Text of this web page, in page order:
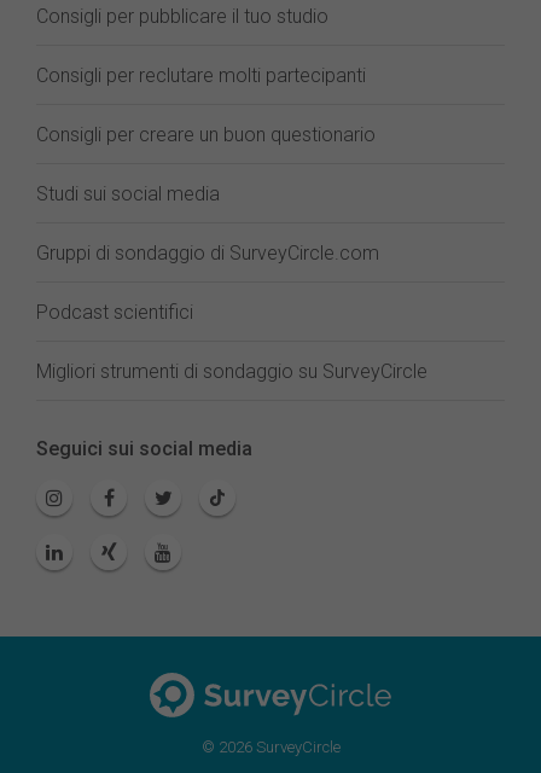
Consigli per pubblicare il tuo studio
Consigli per reclutare molti partecipanti
Consigli per creare un buon questionario
Studi sui social media
Gruppi di sondaggio di SurveyCircle.com
Podcast scientifici
Migliori strumenti di sondaggio su SurveyCircle
Seguici sui social media
© 2026 SurveyCircle